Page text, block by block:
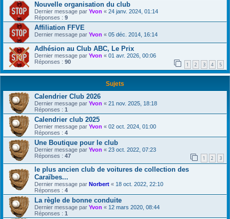
Nouvelle organisation du club
Dernier message par Yvon « 24 janv. 2024, 01:14
Réponses : 9
Affiliation FFVE
Dernier message par Yvon « 05 déc. 2014, 16:14
Adhésion au Club ABC, Le Prix
Dernier message par Yvon « 01 avr. 2026, 00:06
Réponses : 90 1 2 3 4 5
Sujets
Calendrier Club 2026
Dernier message par Yvon « 21 nov. 2025, 18:18
Réponses : 1
Calendrier club 2025
Dernier message par Yvon « 02 oct. 2024, 01:00
Réponses : 4
Une Boutique pour le club
Dernier message par Yvon « 23 oct. 2022, 07:23
Réponses : 47 1 2 3
le plus ancien club de voitures de collection des
Caraïbes...
Dernier message par Norbert « 18 oct. 2022, 22:10
Réponses : 4
La règle de bonne conduite
Dernier message par Yvon « 12 mars 2020, 08:44
Réponses : 1